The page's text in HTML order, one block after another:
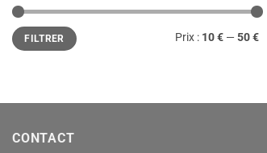
Prix
min
Prix
maxFILTRER Prix : 10 € — 50 €
CONTACT